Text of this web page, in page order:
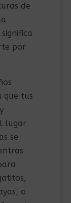
de
por
que tus
lugar
se
o